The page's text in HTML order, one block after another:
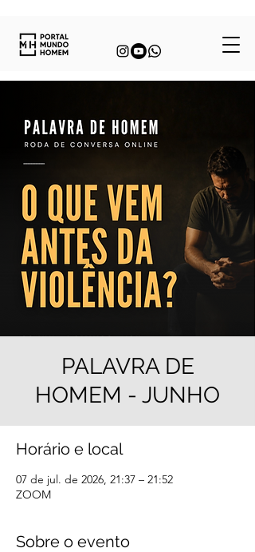
PALAVRA DE
HOMEM - JUNHO
Horário e local
07 de jul. de 2026, 21:37 – 21:52
ZOOM
Sobre o evento